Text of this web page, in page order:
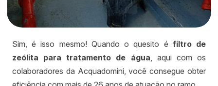
Sim, é isso mesmo! Quando o quesito éfiltro de
zeólita para tratamento de água, aqui com os
colaboradores da Acquadomini, você consegue obter